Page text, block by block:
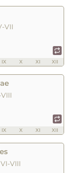
VII
IX X XI XII
IX X XI XII
VIII